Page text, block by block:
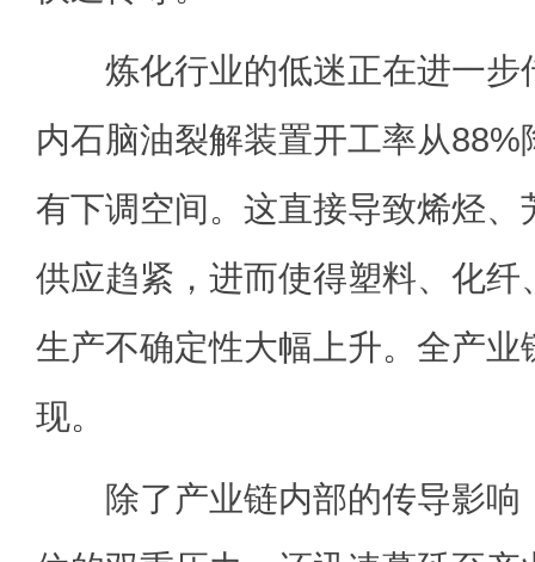
炼化行业的低迷正在进一步
内石脑油裂解装置开工率从
有下调空间。这直接导致烯烃、
供应趋紧，进而使得塑料、化纤
生产不确定性大幅上升。全产业
现。
除了产业链内部的传导影响